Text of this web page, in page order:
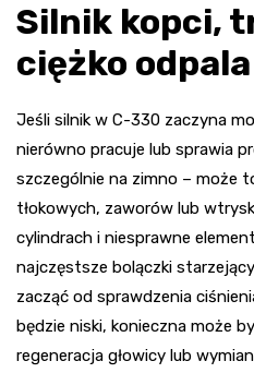
Silnik kopci,
ciężko odpala
Jeśli silnik w C-330 zaczyna
nierówno pracuje lub sprawia
szczególnie na zimno – może
tłokowych, zaworów lub
cylindrach i niesprawne
najczęstsze bolączki
zacząć od sprawdzenia
będzie niski, konieczna może
regeneracja głowicy lub